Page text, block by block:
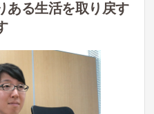
ある生活を取り戻す